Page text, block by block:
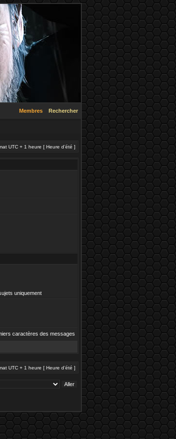
Rechercher
Membres
UTC + 1 heure [ Heure d’été ]
uniquement
caractères des messages
UTC + 1 heure [ Heure d’été ]